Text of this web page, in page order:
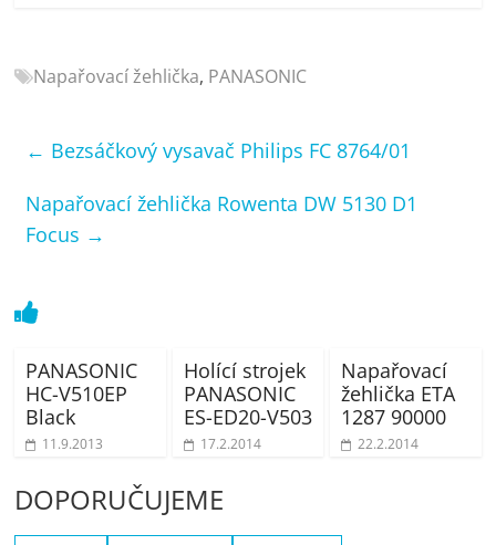
kávovary,
bazény
Napařovací žehlička, PANASONIC
← Bezsáčkový vysavač Philips FC 8764/01
Napařovací žehlička Rowenta DW 5130 D1
Focus →
PANASONIC
HC-V510EP
Black
11.9.2013
Holící strojek
PANASONIC
ES-ED20-V503
17.2.2014
Napařovací
žehlička ETA
1287 90000
22.2.2014
DOPORUČUJEME